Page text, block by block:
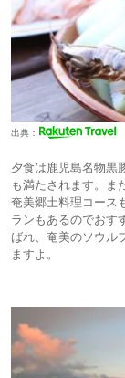
出典：
夕食は鹿児島名物黒
も満たされます。ま
奄美郷土料理コース
ランもあるのでおす
ばれ、奄美のソウル
ますよ。